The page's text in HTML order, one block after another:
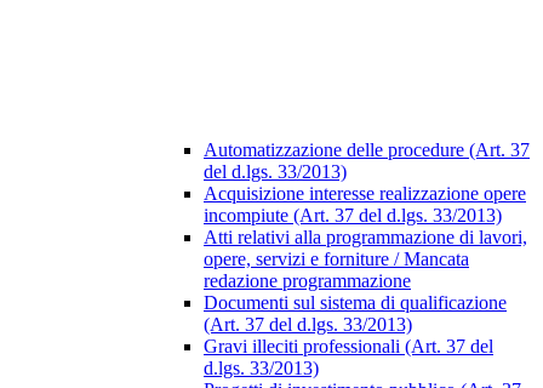
Automatizzazione delle procedure (Art. 37
del d.lgs. 33/2013)
Acquisizione interesse realizzazione opere
incompiute (Art. 37 del d.lgs. 33/2013)
Atti relativi alla programmazione di lavori,
opere, servizi e forniture / Mancata
redazione programmazione
Documenti sul sistema di qualificazione
(Art. 37 del d.lgs. 33/2013)
Gravi illeciti professionali (Art. 37 del
d.lgs. 33/2013)